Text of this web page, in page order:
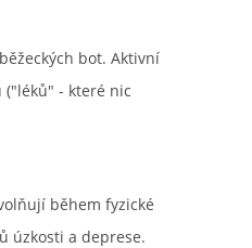
bot. Aktivní
- které nic
během fyzické
úzkosti a deprese.